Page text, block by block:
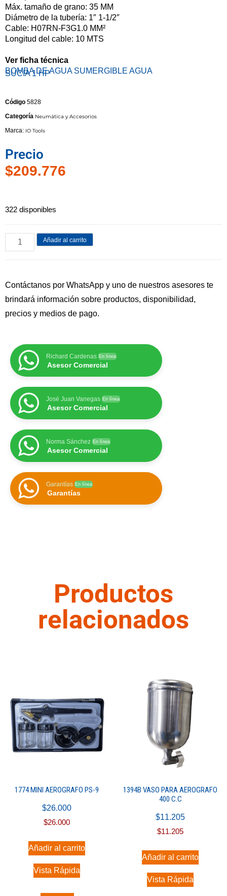
Máx. tamaño de grano: 35 MM
Diámetro de la tubería: 1″ 1-1/2″
Cable: H07RN-F3G1.0 MM²
Longitud del cable: 10 MTS
Ver ficha técnica
BOMBA DE AGUA SUMERGIBLE AGUA
SUCIA 1 HP
Código 5828
Categoría Neumática y Accesorios
Marca: IO Tools
Precio
$209.776
322 disponibles
Añadir al carrito
Contáctanos por WhatsApp y uno de nuestros asesores te
brindará información sobre productos, disponibilidad,
precios y medios de pago.
Richard Cardenas En línea
Asesor Comercial
José Juan Vanegas En línea
Asesor Comercial
Norma Sánchez En línea
Asesor Comercial
Garantías En línea
Garantías
Productos
relacionados
1774 MINI AEROGRAFO PS-9
$26.000
$26.000
Añadir al carrito
Vista Rápida
1394B VASO PARA AEROGRAFO
400 C.C
$11.205
$11.205
Añadir al carrito
Vista Rápida